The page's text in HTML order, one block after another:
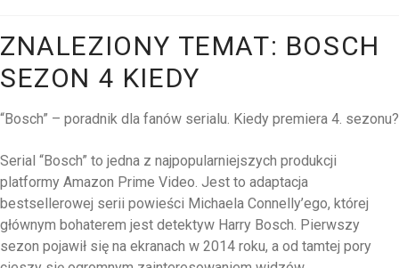
ZNALEZIONY TEMAT: BOSCH
SEZON 4 KIEDY
“Bosch” – poradnik dla fanów serialu. Kiedy premiera 4. sezonu?
Serial “Bosch” to jedna z najpopularniejszych produkcji
platformy Amazon Prime Video. Jest to adaptacja
bestsellerowej serii powieści Michaela Connelly’ego, której
głównym bohaterem jest detektyw Harry Bosch. Pierwszy
sezon pojawił się na ekranach w 2014 roku, a od tamtej pory